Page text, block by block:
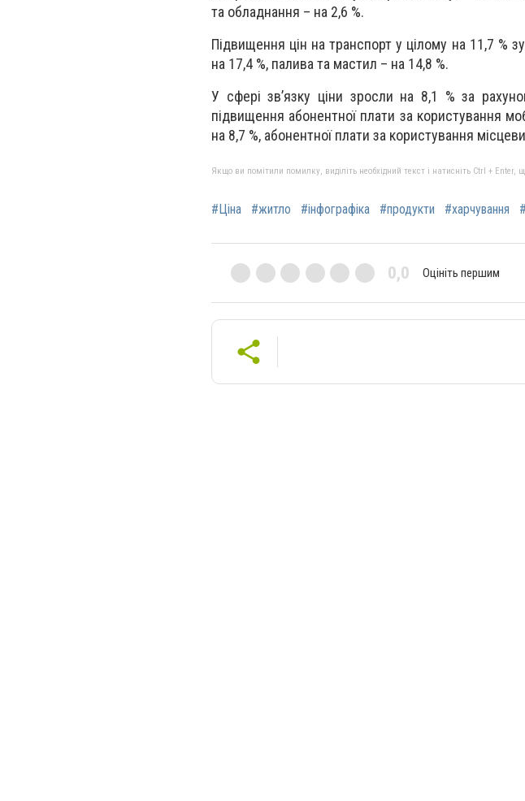
та обладнання – на 2,6 %.
Підвищення цін на транспорт у цілому на 11,7 %
на 17,4 %, палива та мастил – на 14,8 %.
У сфері зв’язку ціни зросли на 8,1 % за
підвищення абонентної плати за користування
на 8,7 %, абонентної плати за користування
Якщо ви помітили помилку, виділіть необхідний текст і натисніть Ctrl + Enter,
#Ціна #житло #інфографіка #продукти #харчування
0,0 Оцініть першим